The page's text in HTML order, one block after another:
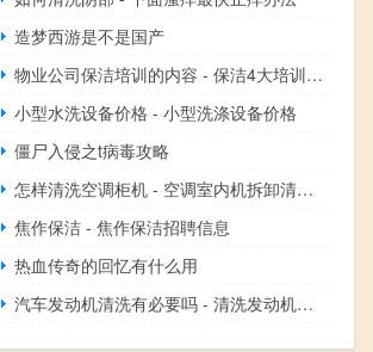
造梦西游是不是国产
物业公司保洁培训的内容 - 保洁4大培训内容
小型水洗设备价格 - 小型洗涤设备价格
僵尸入侵之t病毒攻略
怎样清洗空调柜机 - 空调室内机拆卸清洗图解
焦作保洁 - 焦作保洁招聘信息
热血传奇的回忆有什么用
汽车发动机清洗有必要吗 - 清洗发动机舱80元贵吗